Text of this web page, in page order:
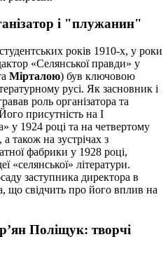
і "плужанин"
років 1910-х, у роки
«Селянської правди» у
Мірталою) був ключовою
русі. Як засновник і
роль організатора та
присутність на І
у 1924 році та на четвертому
також на зустрічах з
фабрики у 1928 році,
«селянської» літератури.
заступника директора в
що свідчить про його вплив на
Поліщук: творчі